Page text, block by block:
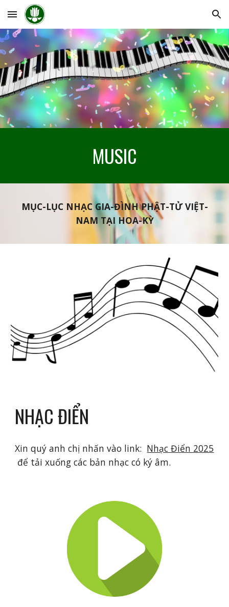
Skip to main content Skip to navigation
MUSIC
MỤC-LỤC NHẠC GIA-ĐÌNH PHẬT-TỬ VIỆT-
NAM TẠI HOA-KỲ
NHẠC ĐIỂN
Xin quý anh chị nhấn vào link: Nhạc Điển 2025
để tải xuống các bản nhạc có ký âm.